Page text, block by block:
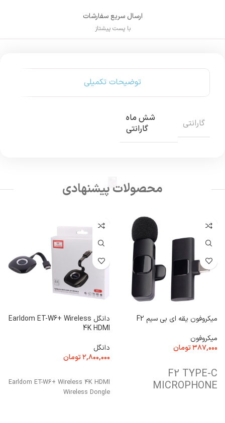
ارسال سریع سفارشات
با پست پیشتاز
توضیحات تکمیلی
گارانتی
شش ماه
گارانتی
محصولات پیشنهادی
میکروفون یقه ای بی سیم F2
میکروفون
۳۸۷,۰۰۰تومان
F2 TYPE-C
MICROPHONE
دانگل Earldom ET-W6+ Wireless
4K HDMI
دانگل
۲,۸۰۰,۰۰۰تومان
Earldom ET-W6+ Wireless 4K HDMI
Wireless Dongle